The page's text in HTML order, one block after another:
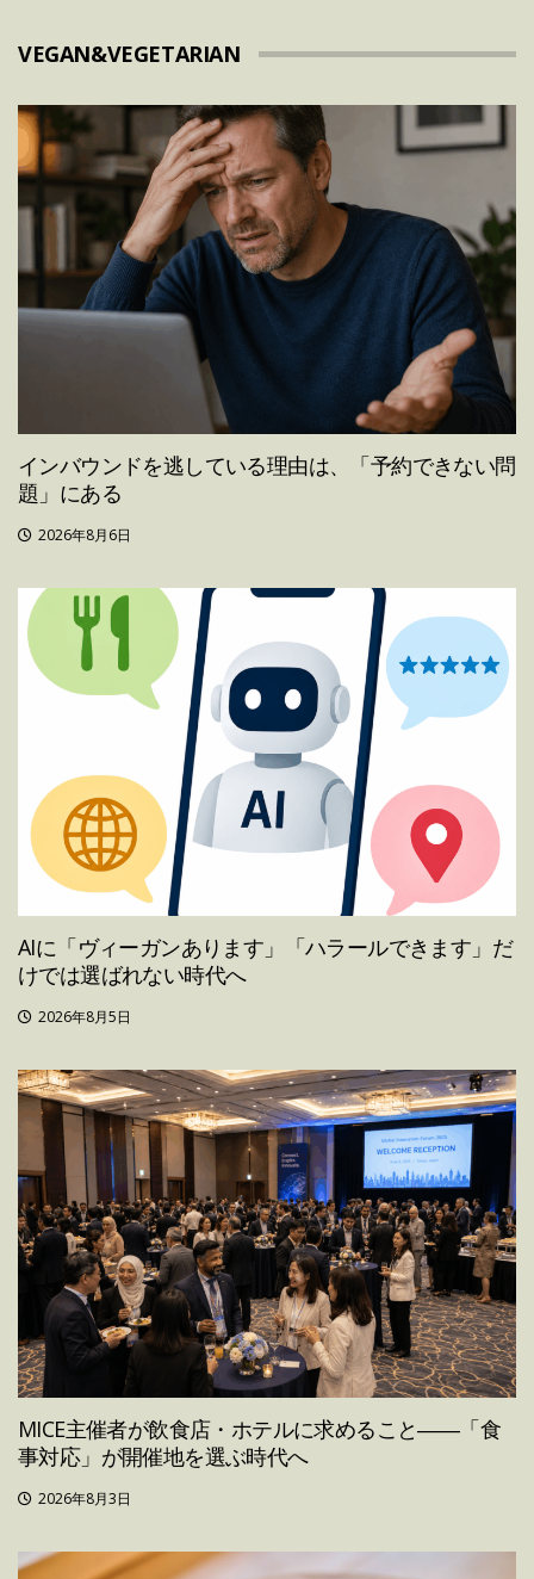
VEGAN&VEGETARIAN
インバウンドを逃している理由は、「予約できない問
題」にある
2026年8月6日
AIに「ヴィーガンあります」「ハラールできます」だ
けでは選ばれない時代へ
2026年8月5日
MICE主催者が飲食店・ホテルに求めること――「食
事対応」が開催地を選ぶ時代へ
2026年8月3日